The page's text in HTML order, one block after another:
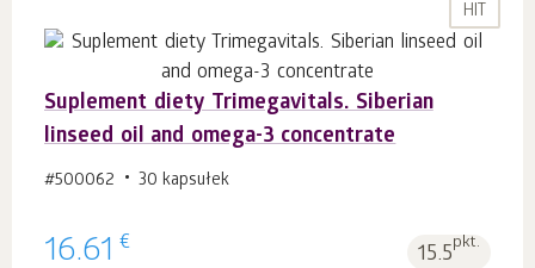
HIT
Suplement diety Trimegavitals. Siberian
linseed oil and omega-3 concentrate
#500062 30 kapsułek
16.61 € 15.5pkt.